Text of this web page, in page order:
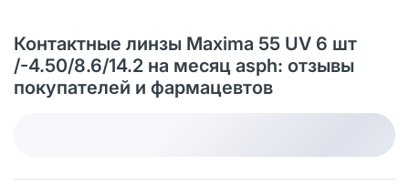
Контактные линзы Maxima 55 UV 6 шт
/-4.50/8.6/14.2 на месяц asph: отзывы
покупателей и фармацевтов